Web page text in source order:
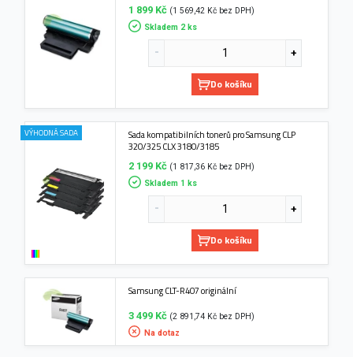
1 899 Kč (1 569,42 Kč bez DPH)
Skladem 2 ks
Do košíku
VÝHODNÁ SADA
Sada kompatibilních tonerů pro Samsung CLP
320/325 CLX 3180/3185
2 199 Kč (1 817,36 Kč bez DPH)
Skladem 1 ks
Do košíku
Samsung CLT-R407 originální
3 499 Kč (2 891,74 Kč bez DPH)
Na dotaz